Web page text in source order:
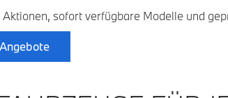
Aktionen, sofort verfügbare Modelle und